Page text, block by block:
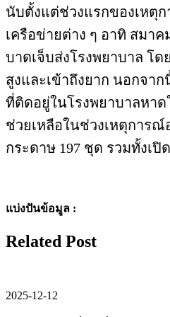
นับตั้งแต่ช่วงแรกของเหตุ
เครือข่ายต่าง ๆ อาทิ สมา
บาดเจ็บส่งโรงพยาบาล โ
สูงและเข้าถึงยาก นอกจา
ที่ติดอยู่ในโรงพยาบาลหา
ช่วยเหลือในช่วงเหตุการณ์
กระดาษ 197 ชุด รวมทั้งเ
แบ่งปันข้อมูล :
Related Post
2025-12-12